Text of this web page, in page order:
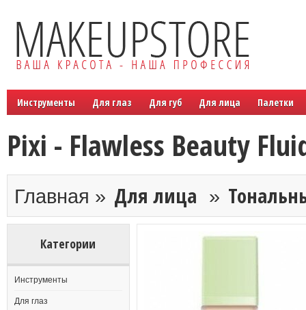
Инструменты Для глаз Для губ Для лица Палетки
Pixi - Flawless Beauty
Главная » Для лица »
Категории
Инструменты
Для глаз